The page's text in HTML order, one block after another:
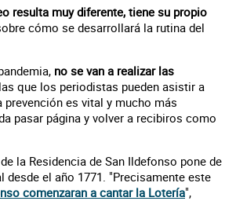
resulta muy diferente, tiene su propio
cómo se desarrollará la rutina del
no se van a realizar las
que los periodistas pueden asistir a
es vital y mucho más
pasar página y volver a recibiros como
la Residencia de San Ildefonso pone de
el año 1771. "Precisamente este
comenzaran a cantar la Lotería",